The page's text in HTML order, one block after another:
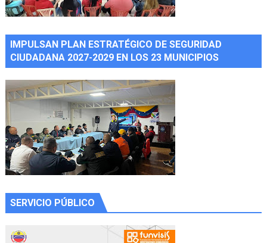
IMPULSAN PLAN ESTRATÉGICO DE SEGURIDAD
CIUDADANA 2027-2029 EN LOS 23 MUNICIPIOS
SERVICIO PÚBLICO